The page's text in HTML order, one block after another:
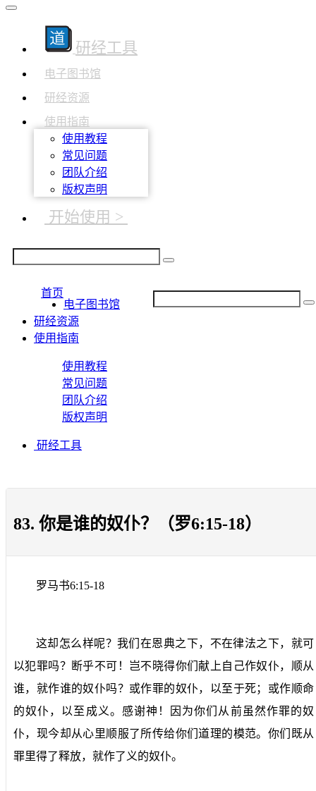
研经工具
电子图书馆
研经资源
使用指南
使用教程
常见问题
团队介绍
版权声明
开始使用 >
首页
电子图书馆
研经资源
使用指南
使用教程
常见问题
团队介绍
版权声明
研经工具
83. 你是谁的奴仆？（罗6:15-18）
罗马书6:15-18
这却怎么样呢？我们在恩典之下，不在律法之下，就可
以犯罪吗？断乎不可！岂不晓得你们献上自己作奴仆，顺从
谁，就作谁的奴仆吗？或作罪的奴仆，以至于死；或作顺命
的奴仆，以至成义。感谢神！因为你们从前虽然作罪的奴
仆，现今却从心里顺服了所传给你们道理的模范。你们既从
罪里得了释放，就作了义的奴仆。